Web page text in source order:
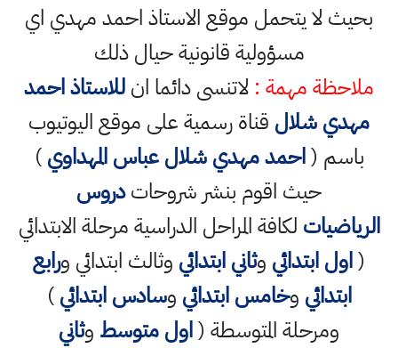
بحيث لا يتحمل موقع الاستاذ احمد مهدي اي
مسؤولية قانونية حيال ذلك
ملاحظة مهمة : لاتنسى دائما انللاستاذ احمد
مهدي شلال قناة رسمية على موقع اليوتيوب
باسم (احمد مهدي شلال عباس المهداوي)
حيث اقوم بنشر شروحاتدروس
الرياضيات لكافة المراحل الدراسية مرحلة الابتدائي
(اول ابتدائي وثاني ابتدائي وثالث ابتدائي ورابع
ابتدائي وخامس ابتدائي وسادس ابتدائي)
ومرحلة المتوسطة (اول متوسط وثاني